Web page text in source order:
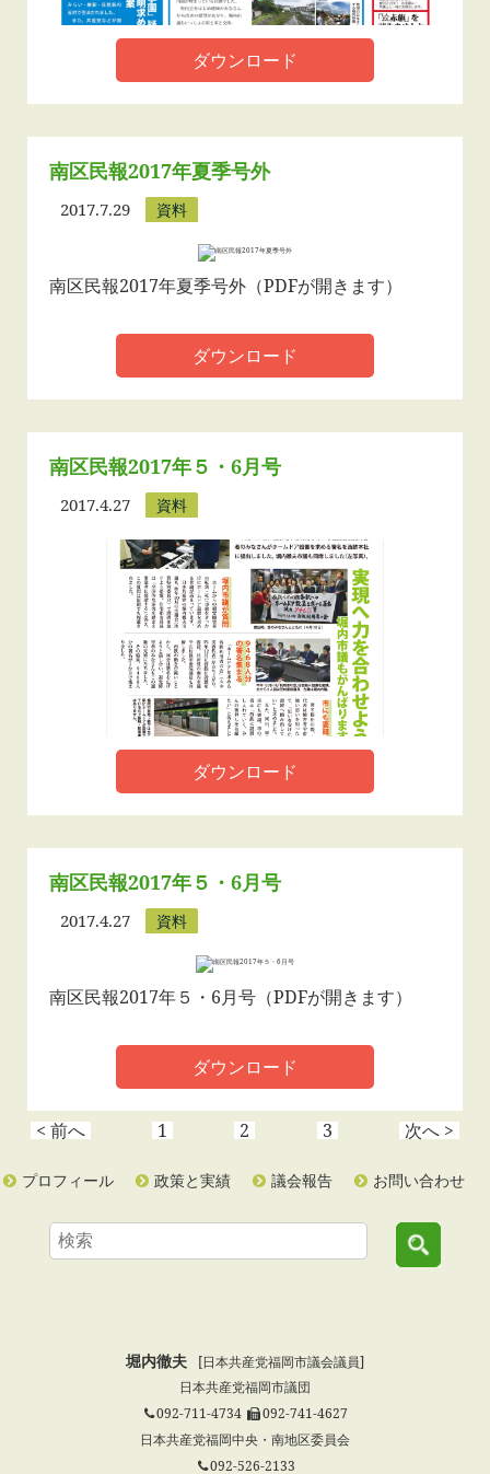
ダウンロード
南区民報2017年夏季号外
2017.7.29 資料
南区民報2017年夏季号外（PDFが開きます）
ダウンロード
南区民報2017年５・6月号
2017.4.27 資料
ダウンロード
南区民報2017年５・6月号
2017.4.27 資料
南区民報2017年５・6月号（PDFが開きます）
ダウンロード
< 前へ 1 2 3 次へ >
プロフィール 政策と実績 議会報告 お問い合わせ
堀内徹夫
[日本共産党福岡市議会議員]
日本共産党福岡市議団
092-711-4734
092-741-4627
日本共産党福岡中央・南地区委員会
092-526-2133